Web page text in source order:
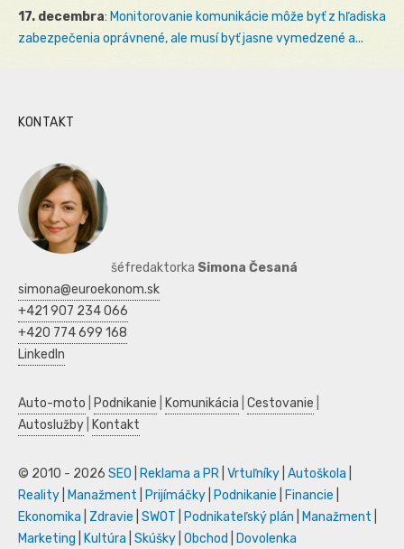
17. decembra: Monitorovanie komunikácie môže byť z hľadiska
zabezpečenia oprávnené, ale musí byť jasne vymedzené a...
KONTAKT
šéfredaktorka Simona Česaná
simona@euroekonom.sk
+421 907 234 066
+420 774 699 168
LinkedIn
Auto-moto Podnikanie Komunikácia Cestovanie
Autoslužby
Kontakt
© 2010 - 2026 SEO Reklama a PR Vrtuľníky Autoškola
Reality
Manažment Prijímáčky Podnikanie Financie
Ekonomika
Zdravie SWOT Podnikateľský plán Manažment
Marketing
Kultúra Skúšky Obchod Dovolenka